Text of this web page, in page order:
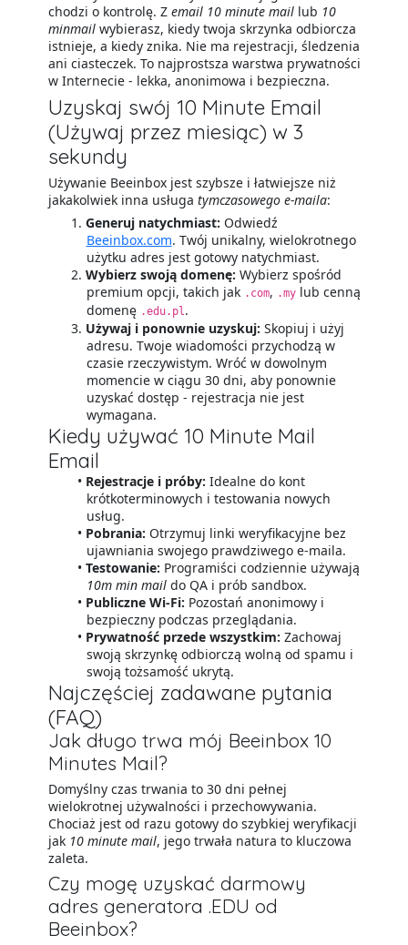
chodzi o kontrolę. Z email 10 minute maillub 10
minmailwybierasz, kiedy twoja skrzynka odbiorcza
istnieje, a kiedy znika. Nie ma rejestracji, śledzenia
ani ciasteczek. To najprostsza warstwa prywatności
w Internecie - lekka, anonimowa i bezpieczna.
Uzyskaj swój 10 Minute Email
(Używaj przez miesiąc) w 3
sekundy
Używanie Beeinbox jest szybsze i łatwiejsze niż
jakakolwiek inna usługa tymczasowego e-maila:
Generuj natychmiast: Odwiedź
Beeinbox.com. Twój unikalny, wielokrotnego
użytku adres jest gotowy natychmiast.
Wybierz swoją domenę: Wybierz spośród
premium opcji, takich jak .com, .mylub cenną
domenę .edu.pl.
Używaj i ponownie uzyskuj: Skopiuj i użyj
adresu. Twoje wiadomości przychodzą w
czasie rzeczywistym. Wróć w dowolnym
momencie w ciągu 30 dni, aby ponownie
uzyskać dostęp - rejestracja nie jest
wymagana.
Kiedy używać 10 Minute Mail
Email
Rejestracje i próby: Idealne do kont
krótkoterminowych i testowania nowych
usług.
Pobrania: Otrzymuj linki weryfikacyjne bez
ujawniania swojego prawdziwego e-maila.
Testowanie: Programiści codziennie używają
10m min maildo QA i prób sandbox.
Publiczne Wi-Fi: Pozostań anonimowy i
bezpieczny podczas przeglądania.
Prywatność przede wszystkim: Zachowaj
swoją skrzynkę odbiorczą wolną od spamu i
swoją tożsamość ukrytą.
Najczęściej zadawane pytania
(FAQ)
Jak długo trwa mój Beeinbox 10
Minutes Mail?
Domyślny czas trwania to 30 dni pełnej
wielokrotnej używalności i przechowywania.
Chociaż jest od razu gotowy do szybkiej weryfikacji
jak 10 minute mail, jego trwała natura to kluczowa
zaleta.
Czy mogę uzyskać darmowy
adres generatora .EDU od
Beeinbox?